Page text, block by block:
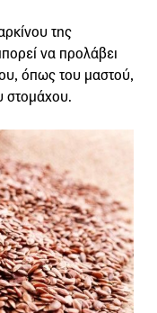
της
να προλάβει
όπως του μαστού,
στομάχου.